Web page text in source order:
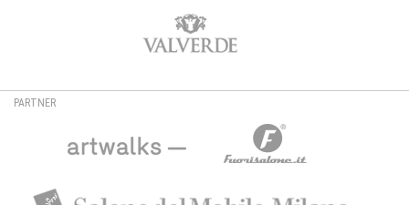
PARTNER